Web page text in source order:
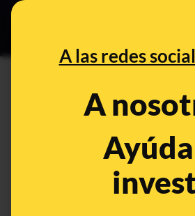
A las redes
A
Por qué no es
Alcántara
Portugal
Empresas